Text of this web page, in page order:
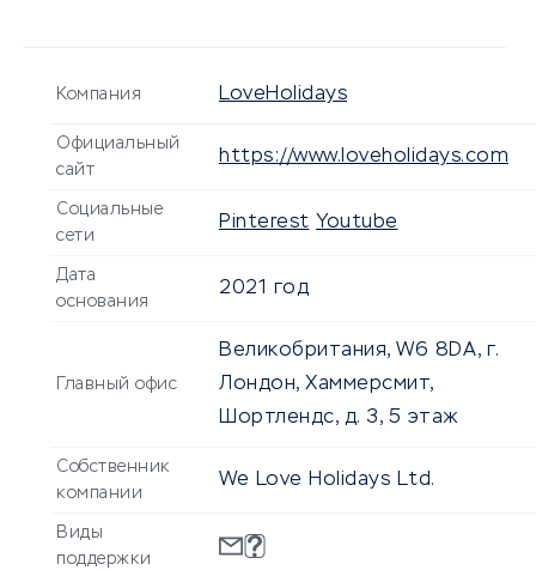
Компания LoveHolidays
Официальный
сайт
https://www.loveholidays.com
Социальные
сети
Pinterest Youtube
Дата
основания
2021 год
Главный офис
Великобритания, W6 8DA, г.
Лондон, Хаммерсмит,
Шортлендс, д. 3, 5 этаж
Собственник
компании
We Love Holidays Ltd.
Виды
поддержки